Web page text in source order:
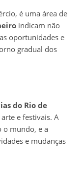
é uma área de
indicam não
oportunidades e
gradual dos
do Rio de
e festivais. A
o mundo, e a
e mudanças